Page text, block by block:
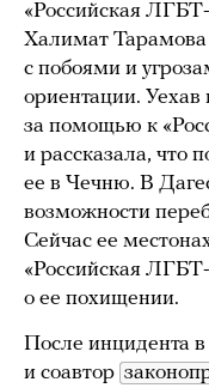
«Российская
Халимат Тарамова
с побоями и
ориентации. Уехав
за помощью к
и рассказала, что
ее в Чечню. В
возможности
Сейчас ее
«Российская
о ее похищении.
После инцидента
и соавтор